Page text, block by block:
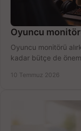
Oyuncu
Oyuncu monitörü
kadar bütçe de
10 Temmuz 2026